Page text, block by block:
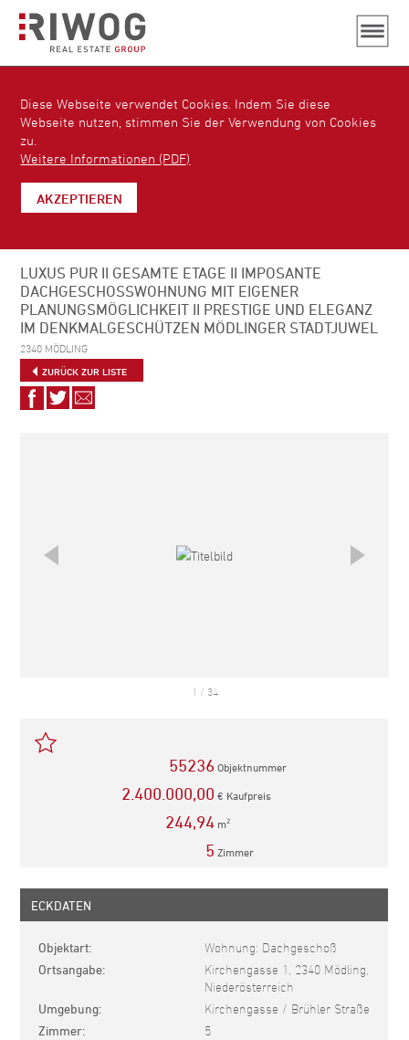
Diese Webseite verwendet Cookies. Indem Sie diese
Webseite nutzen, stimmen Sie der Verwendung von Cookies
zu.
Weitere Informationen (PDF)
AKZEPTIEREN
LUXUS PUR II GESAMTE ETAGE II IMPOSANTE
DACHGESCHOSSWOHNUNG MIT EIGENER
PLANUNGSMÖGLICHKEIT II PRESTIGE UND ELEGANZ
IM DENKMALGESCHÜTZEN MÖDLINGER STADTJUWEL
2340 MÖDLING
ZURÜCK ZUR LISTE
Auf
Facebook
Auf
Twitter
Via
E-
1 / 34
55236 Objektnummer
2.400.000,00 € Kaufpreis
244,94 m2
5 Zimmer
ECKDATEN
Objektart Wohnung: Dachgeschoß
Ortsangabe
Kirchengasse 1, 2340 Mödling,
Niederösterreich
Umgebung Kirchengasse / Brühler Straße
Zimmer 5